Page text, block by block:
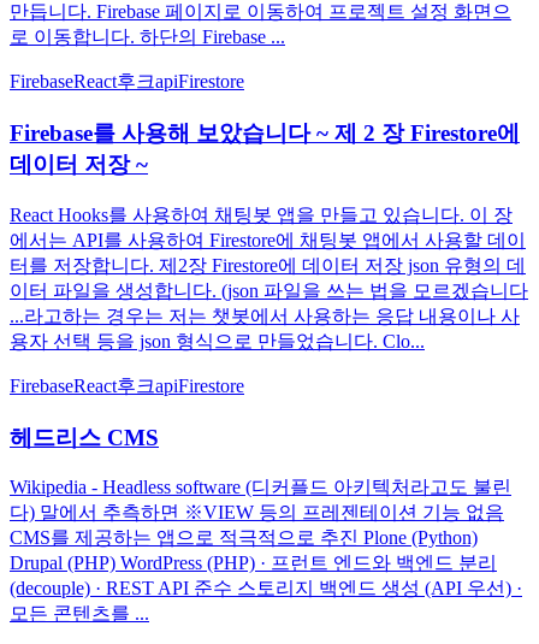
만듭니다. Firebase 페이지로 이동하여 프로젝트 설정 화면으
로 이동합니다. 하단의 Firebase ...
FirebaseReact후크apiFirestore
Firebase를 사용해 보았습니다 ~ 제 2 장 Firestore에
데이터 저장 ~
React Hooks를 사용하여 채팅봇 앱을 만들고 있습니다. 이 장
에서는 API를 사용하여 Firestore에 채팅봇 앱에서 사용할 데이
터를 저장합니다. 제2장 Firestore에 데이터 저장 json 유형의 데
이터 파일을 생성합니다. (json 파일을 쓰는 법을 모르겠습니다
...라고하는 경우는 저는 챗봇에서 사용하는 응답 내용이나 사
용자 선택 등을 json 형식으로 만들었습니다. Clo...
FirebaseReact후크apiFirestore
헤드리스 CMS
Wikipedia - Headless software (디커플드 아키텍처라고도 불린
다) 말에서 추측하면 ※VIEW 등의 프레젠테이션 기능 없음
CMS를 제공하는 앱으로 적극적으로 추진 Plone (Python)
Drupal (PHP) WordPress (PHP) · 프런트 엔드와 백엔드 분리
(decouple) · REST API 준수 스토리지 백엔드 생성 (API 우선) ·
모든 콘텐츠를 ...